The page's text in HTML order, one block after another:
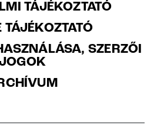
TÁJÉKOZTATÓ
TÁJÉKOZTATÓ
SZERZŐI